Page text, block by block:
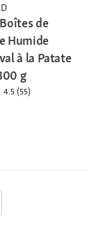
de
Humide
à la Patate
g
4.5 (55)